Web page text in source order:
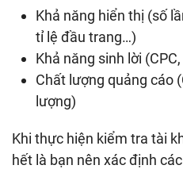
Khả năng hiển thị (số
tỉ lệ đầu trang…)
Khả năng sinh lời (CPC,
Chất lượng quảng cáo
lượng)
Khi thực hiện kiểm tra tài
hết là bạn nên xác định